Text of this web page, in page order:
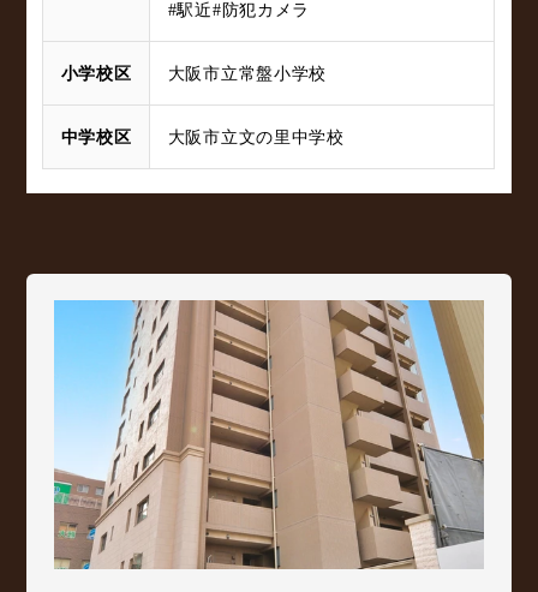
#駅近#防犯カメラ
小学校区 大阪市立常盤小学校
中学校区 大阪市立文の里中学校